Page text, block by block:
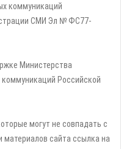
коммуникаций
СМИ Эл № ФС77-
Министерства
Российской
могут не совпадать с
материалов сайта ссылка на